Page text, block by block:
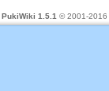
PukiWiki 1.5.1 © 2001-2016